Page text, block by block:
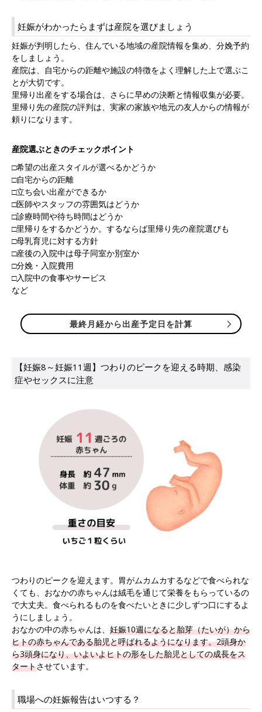
妊娠がわかったらまずは産院を選びましょう
妊娠が判明したら、住んでいる地域の産院情報を集め、分娩予約
をしましょう。
産院は、自宅からの距離や施設の特徴をよく理解した上で選ぶこ
とが大切です。
里帰り出産をする場合は、さらに早めの決断と情報収集が必要。
里帰り先の産院の評判は、実家の家族や地元の友人からの情報が
頼りになります。
産院選ぶときのチェックポイント
□希望の出産スタイルが選べるかどうか
□自宅からの距離
□立ち会い出産ができるか
□医師やスタッフの雰囲気はどうか
□診療時間や待ち時間はどうか
□里帰りをするかどうか。するならば里帰り先の産院選びも
□母乳育児に対する方針
□産後の入院中は母子同室か別室か
□分娩・入院費用
□入院中の食事やサービス
など
最終月経から出産予定日を計算
【妊娠8～妊娠11週】つわりのピークを迎える時期、感染
症やセックスに注意
つわりのピークを迎えます。胃がムカムカするなどで食べられな
くても、おなかの赤ちゃんは絨毛を通じて栄養をもらっているの
で大丈夫。食べられるものを食べたいときに少しずつ口にするよ
うにしましょう。
おなかの中の赤ちゃんは、 妊娠10週になると胎芽（たいが）から
ヒトの赤ちゃんである胎児と呼ばれるようになります。2頭身か
ら3頭身になり、いよいよヒトの形をした胎児としての成長をス
タートさせています。
職場への妊娠報告はいつする？